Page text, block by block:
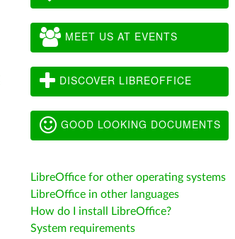
MEET US AT EVENTS
DISCOVER LIBREOFFICE
GOOD LOOKING DOCUMENTS
LibreOffice for other operating systems
LibreOffice in other languages
How do I install LibreOffice?
System requirements